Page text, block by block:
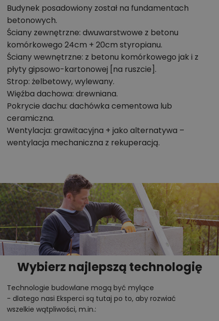
zmieścić na niewielkiej działce, a jego elewację
wykończyć zarówno w nowoczesnym, jak i
tradycyjnym stylu.
W budynku zaprojektowano wentylację grawitacyjną
oraz, jako alternatywę, wentylację mechaniczną z
rekuperacją. Dom powstał w oparciu o najnowsze
przepisy prawa budowlanego, z dużą dbałością o
jego wpływ na środowisko naturalne.
Chcesz uzyskać więcej informacji o tym
projekcie, na przykład:
możliwości wprowadzania modyfikacji,
projekty podobne - o zbliżonym układzie lub
parametrach,
optymalizacja kosztów budowy domu według
tego projektu,
informacje szczegółowe - np. wymiary
pomieszczeń, instalacje, materiały?
Zadzwoń52 384 49 90 lub NAPISZ
Budynek posadowiony został na fundamentach
betonowych.
Ściany zewnętrzne: dwuwarstwowe z betonu
komórkowego 24cm + 20cm styropianu.
Ściany wewnętrzne: z betonu komórkowego jak i z
płyty gipsowo-kartonowej [na ruszcie].
Strop: żelbetowy, wylewany.
Więźba dachowa: drewniana.
Pokrycie dachu: dachówka cementowa lub
ceramiczna.
Wentylacja: grawitacyjna + jako alternatywa –
wentylacja mechaniczna z rekuperacją.
Wybierz najlepszą technologię
Technologie budowlane mogą być mylące
- dlatego nasi Eksperci są tutaj po to, aby rozwiać
wszelkie wątpliwości, m.in.: